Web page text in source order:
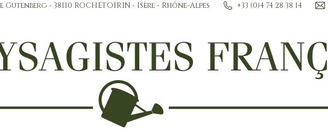
Gutenberg - 38110 ROCHETOIRIN - Isère - Rhône-Alpes +33 (0)4 74 28 38 14